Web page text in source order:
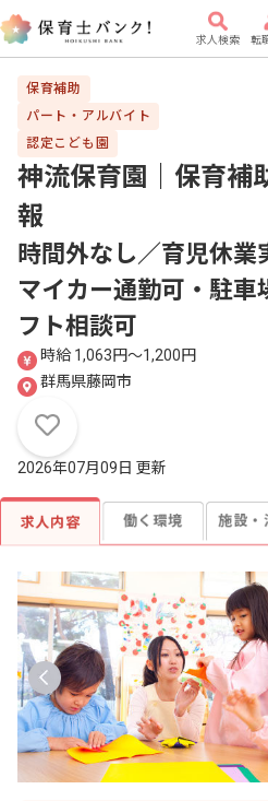
求人検索 転
保育補助
パート・アルバイト
認定こども園
神流保育園｜保育補
報
時間外なし／育児休業
マイカー通勤可・駐車
フト相談可
時給 1,063円〜1,200円
群馬県藤岡市
2026年07月09日 更新
求人内容 働く環境 施設・